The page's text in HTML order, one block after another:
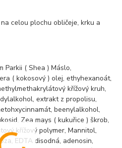
celou plochu obličeje, krku a
Parkii ( Shea ) Máslo,
( kokosový ) olej, ethyhexanoát,
křížový kruh,
extrakt z propolisu,
beenylalkohol,
Zea mays ( kukuřice ) škrob,
křížový polymer, Mannitol,
EDTA disodná, adenosin,